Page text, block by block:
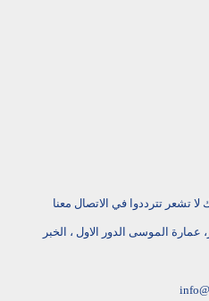
تشعر تترددوا في الاتصال معنا
عمارة الموسى الدور الاول ، الخبر